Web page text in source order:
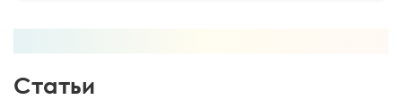
Статьи